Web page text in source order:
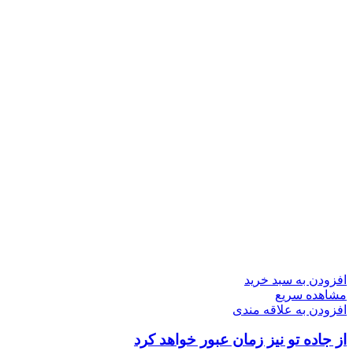
افزودن به سبد خرید
مشاهده سریع
افزودن به علاقه مندی
از جاده تو نیز زمان عبور خواهد کرد